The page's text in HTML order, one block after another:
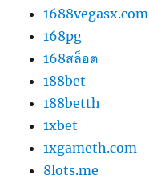
1688vegasx.com
168pg
168สล็อต
188bet
188betth
1xbet
1xgameth.com
8lots.me